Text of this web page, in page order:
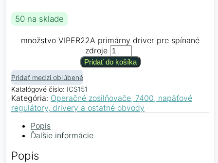
50 na sklade
množstvo VIPER22A primárny driver pre spínané
zdroje
Pridať do košíka
Pridať medzi obľúbené
Katalógové číslo: ICS151
Kategória: Operačné zosilňovače, 7400, napäťové
regulátory, drivery a ostatné obvody
Popis
Ďalšie informácie
Popis